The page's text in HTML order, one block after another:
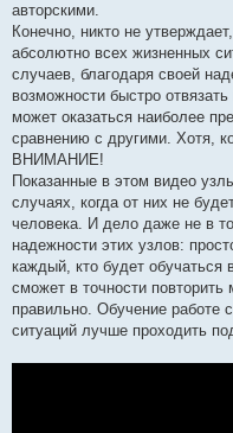
авторскими.
Конечно, никто не
абсолютно всех жизненных
случаев, благодаря своей
возможности быстро
может оказаться наиболее
сравнению с другими. Хотя,
ВНИМАНИЕ!
Показанные в этом видео
случаях, когда от них не
человека. И дело даже не в
надежности этих узлов:
каждый, кто будет обучаться
сможет в точности повторить
правильно. Обучение работе
ситуаций лучше проходить